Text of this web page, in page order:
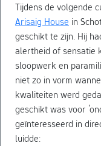
Tijdens de volgende
Arisaig House in
geschikt te zijn. Hij
alertheid of sensatie
sloopwerk en
niet zo in vorm
kwaliteiten werd
geschikt was voor
geïnteresseerd in
luidde: